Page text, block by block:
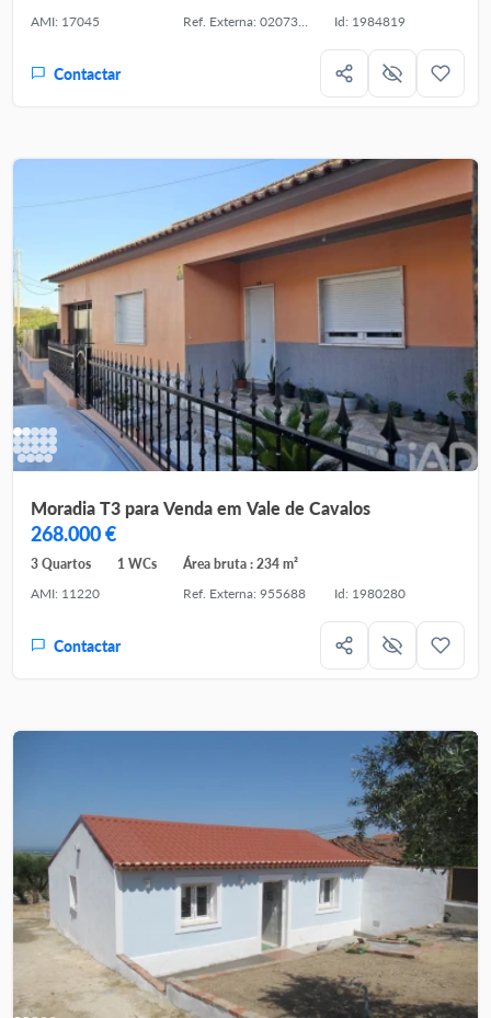
AMI: 17045
Ref. Externa: 02073-26 Id: 1984819
Contactar
Moradia T3 para Venda em Vale de Cavalos
268.000 €
3 Quartos 1 WCs
Área bruta : 234 m²
AMI: 11220
Ref. Externa: 955688 Id: 1980280
Contactar